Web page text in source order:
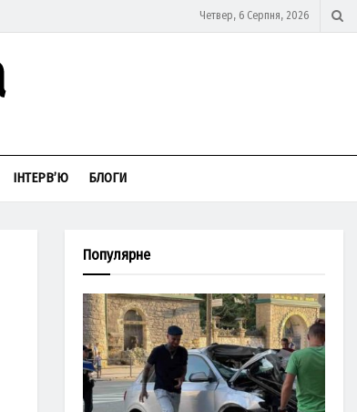
Четвер, 6 Серпня, 2026
ІНТЕРВ’Ю БЛОГИ
Популярне